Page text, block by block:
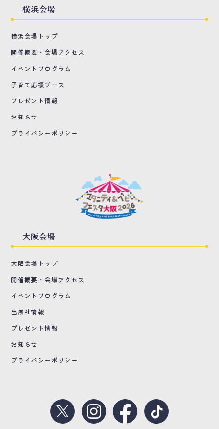
横浜会場
横浜会場トップ
開催概要・会場アクセス
イベントプログラム
子育て応援ブース
プレゼント情報
お知らせ
プライバシーポリシー
大阪会場
大阪会場トップ
開催概要・会場アクセス
イベントプログラム
出展社情報
プレゼント情報
お知らせ
プライバシーポリシー